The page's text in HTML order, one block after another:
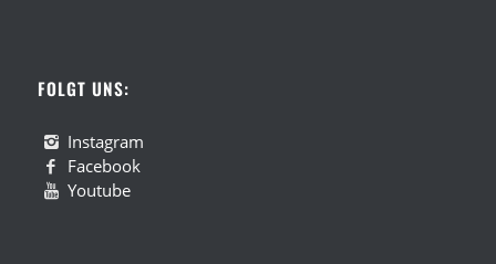
FOLGT UNS:
Instagram
Facebook
Youtube